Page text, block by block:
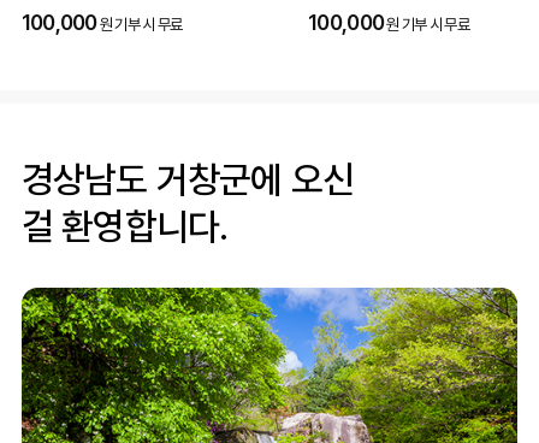
100,000원 기부 시 무료 100,000원 기부 시 무료
경상남도 거창군에 오신
걸 환영합니다.